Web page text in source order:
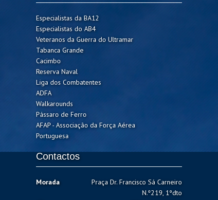
Especialistas da BA12
Especialistas do AB4
Veteranos da Guerra do Ultramar
Tabanca Grande
Cacimbo
Reserva Naval
Liga dos Combatentes
ADFA
Walkarounds
Pássaro de Ferro
AFAP - Associação da Força Aérea
Portuguesa
Contactos
Morada
Praça Dr. Francisco Sá Carneiro
N.º219, 1ºdto